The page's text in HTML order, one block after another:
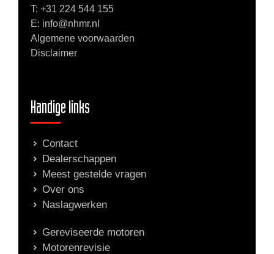
T: +31 224 544 155
E: info@nhmr.nl
Algemene voorwaarden
Disclaimer
Handige links
Contact
Dealerschappen
Meest gestelde vragen
Over ons
Naslagwerken
Gereviseerde motoren
Motorenrevisie